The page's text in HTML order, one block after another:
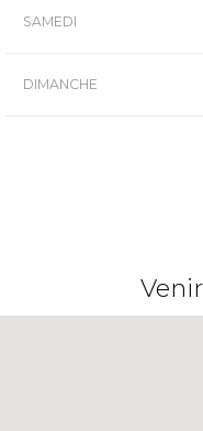
SAMEDI
DIMANCHE